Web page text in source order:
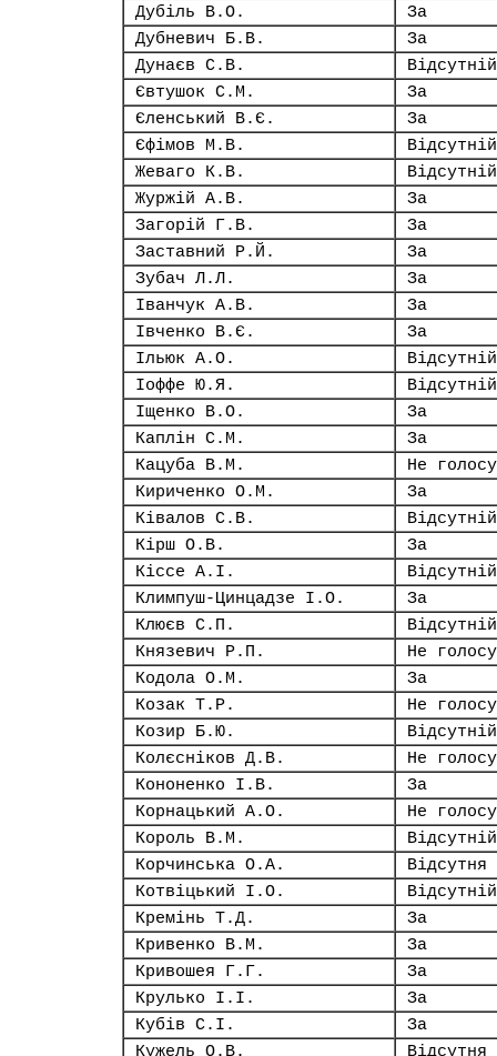
Дубіль В.О.
За
Дубневич Б.В.
За
Дунаєв С.В.
Відсутній
Євтушок С.М.
За
Єленський В.Є.
За
Єфімов М.В.
Відсутній
Жеваго К.В.
Відсутній
Журжій А.В.
За
Загорій Г.В.
За
Заставний Р.Й.
За
Зубач Л.Л.
За
Іванчук А.В.
За
Івченко В.Є.
За
Ільюк А.О.
Відсутній
Іоффе Ю.Я.
Відсутній
Іщенко В.О.
За
Каплін С.М.
За
Кацуба В.М.
Не
Кириченко О.М.
За
Ківалов С.В.
Відсутній
Кірш О.В.
За
Кіссе А.І.
Відсутній
Климпуш-Цинцадзе І.О.
За
Клюєв С.П.
Відсутній
Князевич Р.П.
Не
Кодола О.М.
За
Козак Т.Р.
Не
Козир Б.Ю.
Відсутній
Колєсніков Д.В.
Не
Кононенко І.В.
За
Корнацький А.О.
Не
Король В.М.
Відсутній
Корчинська О.А.
Відсутня
Котвіцький І.О.
Відсутній
Кремінь Т.Д.
За
Кривенко В.М.
За
Кривошея Г.Г.
За
Крулько І.І.
За
Кубів С.І.
За
Кужель О.В.
Відсутня